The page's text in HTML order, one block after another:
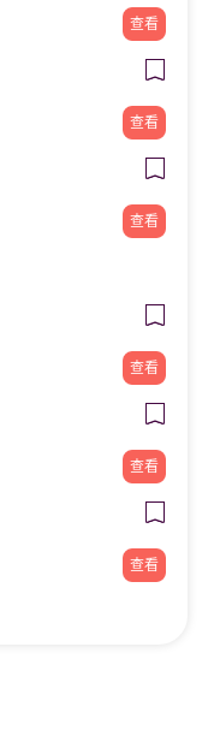
查看
查看
查看
查看
查看
查看